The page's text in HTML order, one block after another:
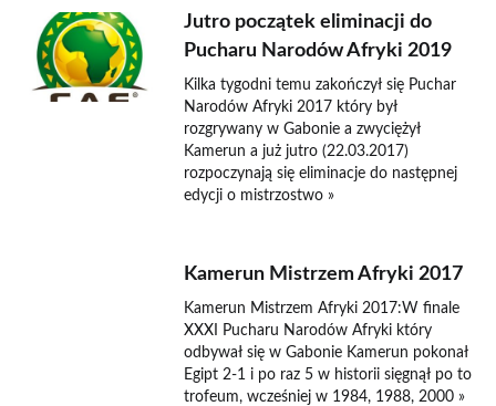
Jutro początek eliminacji do
Pucharu Narodów Afryki 2019
Kilka tygodni temu zakończył się Puchar
Narodów Afryki 2017 który był
rozgrywany w Gabonie a zwyciężył
Kamerun a już jutro (22.03.2017)
rozpoczynają się eliminacje do następnej
edycji o mistrzostwo »
Kamerun Mistrzem Afryki 2017
Kamerun Mistrzem Afryki 2017:W finale
XXXI Pucharu Narodów Afryki który
odbywał się w Gabonie Kamerun pokonał
Egipt 2-1 i po raz 5 w historii sięgnął po to
trofeum, wcześniej w 1984, 1988, 2000 »